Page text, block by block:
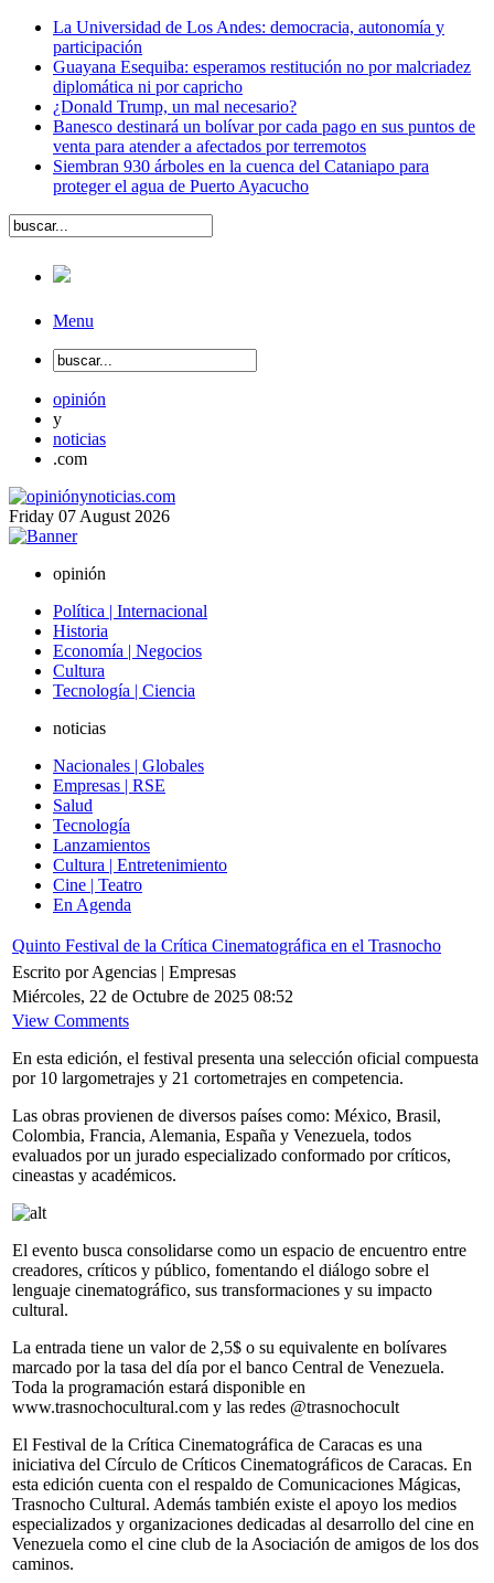
La Universidad de Los Andes: democracia, autonomía y
participación
Guayana Esequiba: esperamos restitución no por malcriadez
diplomática ni por capricho
¿Donald Trump, un mal necesario?
Banesco destinará un bolívar por cada pago en sus puntos de
venta para atender a afectados por terremotos
Siembran 930 árboles en la cuenca del Cataniapo para
proteger el agua de Puerto Ayacucho
Menu
opinión
y
noticias
.com
Friday 07 August 2026
opinión
Política | Internacional
Historia
Economía | Negocios
Cultura
Tecnología | Ciencia
noticias
Nacionales | Globales
Empresas | RSE
Salud
Tecnología
Lanzamientos
Cultura | Entretenimiento
Cine | Teatro
En Agenda
Quinto Festival de la Crítica Cinematográfica en el Trasnocho
Escrito por Agencias | Empresas
Miércoles, 22 de Octubre de 2025 08:52
View Comments
En esta edición, el festival presenta una selección oficial compuesta
por 10 largometrajes y 21 cortometrajes en competencia.
Las obras provienen de diversos países como: México, Brasil,
Colombia, Francia, Alemania, España y Venezuela, todos
evaluados por un jurado especializado conformado por críticos,
cineastas y académicos.
El evento busca consolidarse como un espacio de encuentro entre
creadores, críticos y público, fomentando el diálogo sobre el
lenguaje cinematográfico, sus transformaciones y su impacto
cultural.
La entrada tiene un valor de 2,5$ o su equivalente en bolívares
marcado por la tasa del día por el banco Central de Venezuela.
Toda la programación estará disponible en
www.trasnochocultural.com y las redes @trasnochocult
El Festival de la Crítica Cinematográfica de Caracas es una
iniciativa del Círculo de Críticos Cinematográficos de Caracas. En
esta edición cuenta con el respaldo de Comunicaciones Mágicas,
Trasnocho Cultural. Además también existe el apoyo los medios
especializados y organizaciones dedicadas al desarrollo del cine en
Venezuela como el cine club de la Asociación de amigos de los dos
caminos.